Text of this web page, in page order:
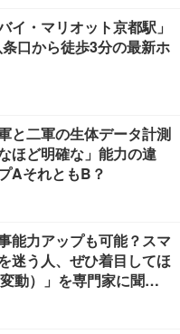
イ・マリオット京都駅」
口から徒歩3分の最新ホ
と二軍の生体データ計測
ほど明確な」能力の違
AそれともB？
能力アップも可能？スマ
迷う人、ぜひ着目してほ
動）」を専門家に聞き